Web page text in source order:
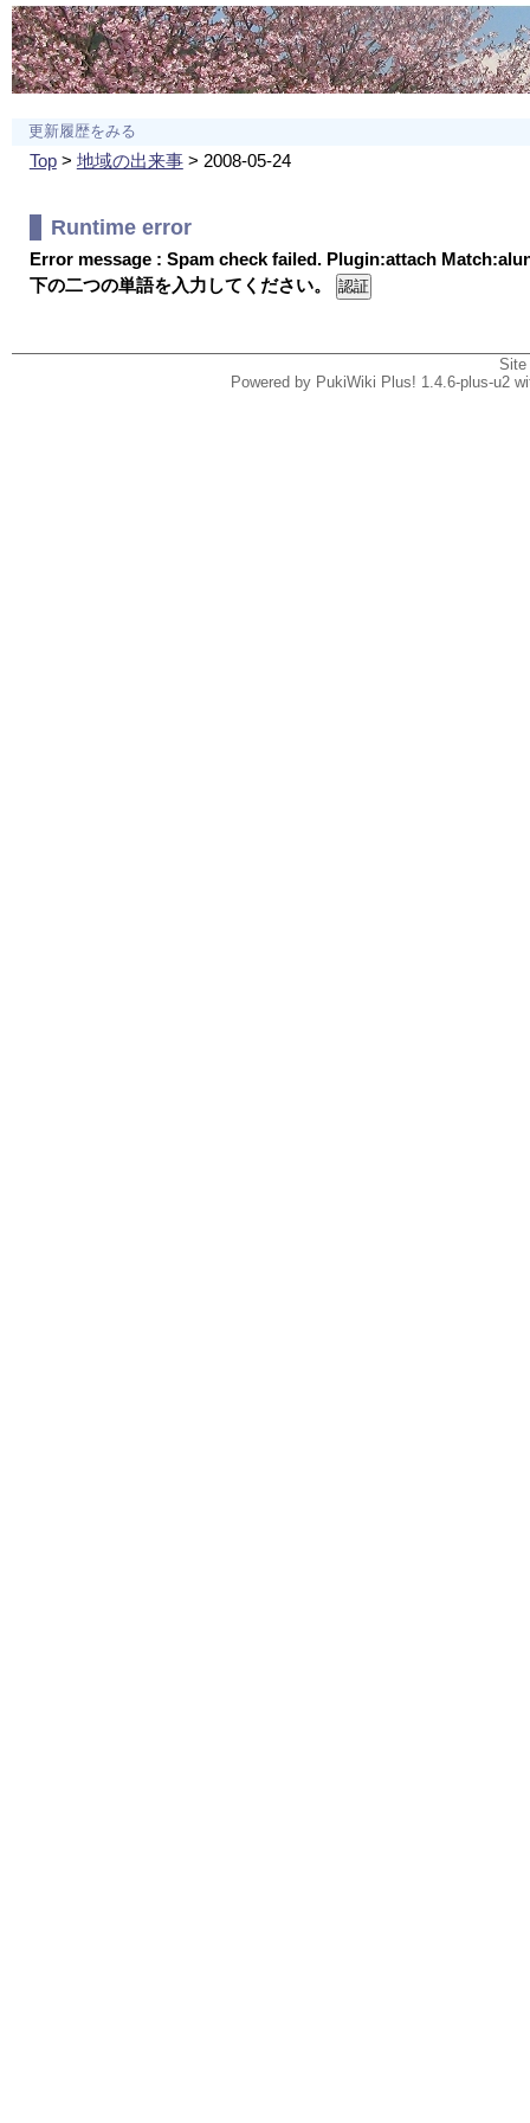
更新履歴をみる
Top> 地域の出来事> 2008-05-24
Runtime error
Error message : Spam check failed. Plugin:attach
下の二つの単語を入力してください。
Powered by PukiWiki Plus! 1.4.6-plus-u2